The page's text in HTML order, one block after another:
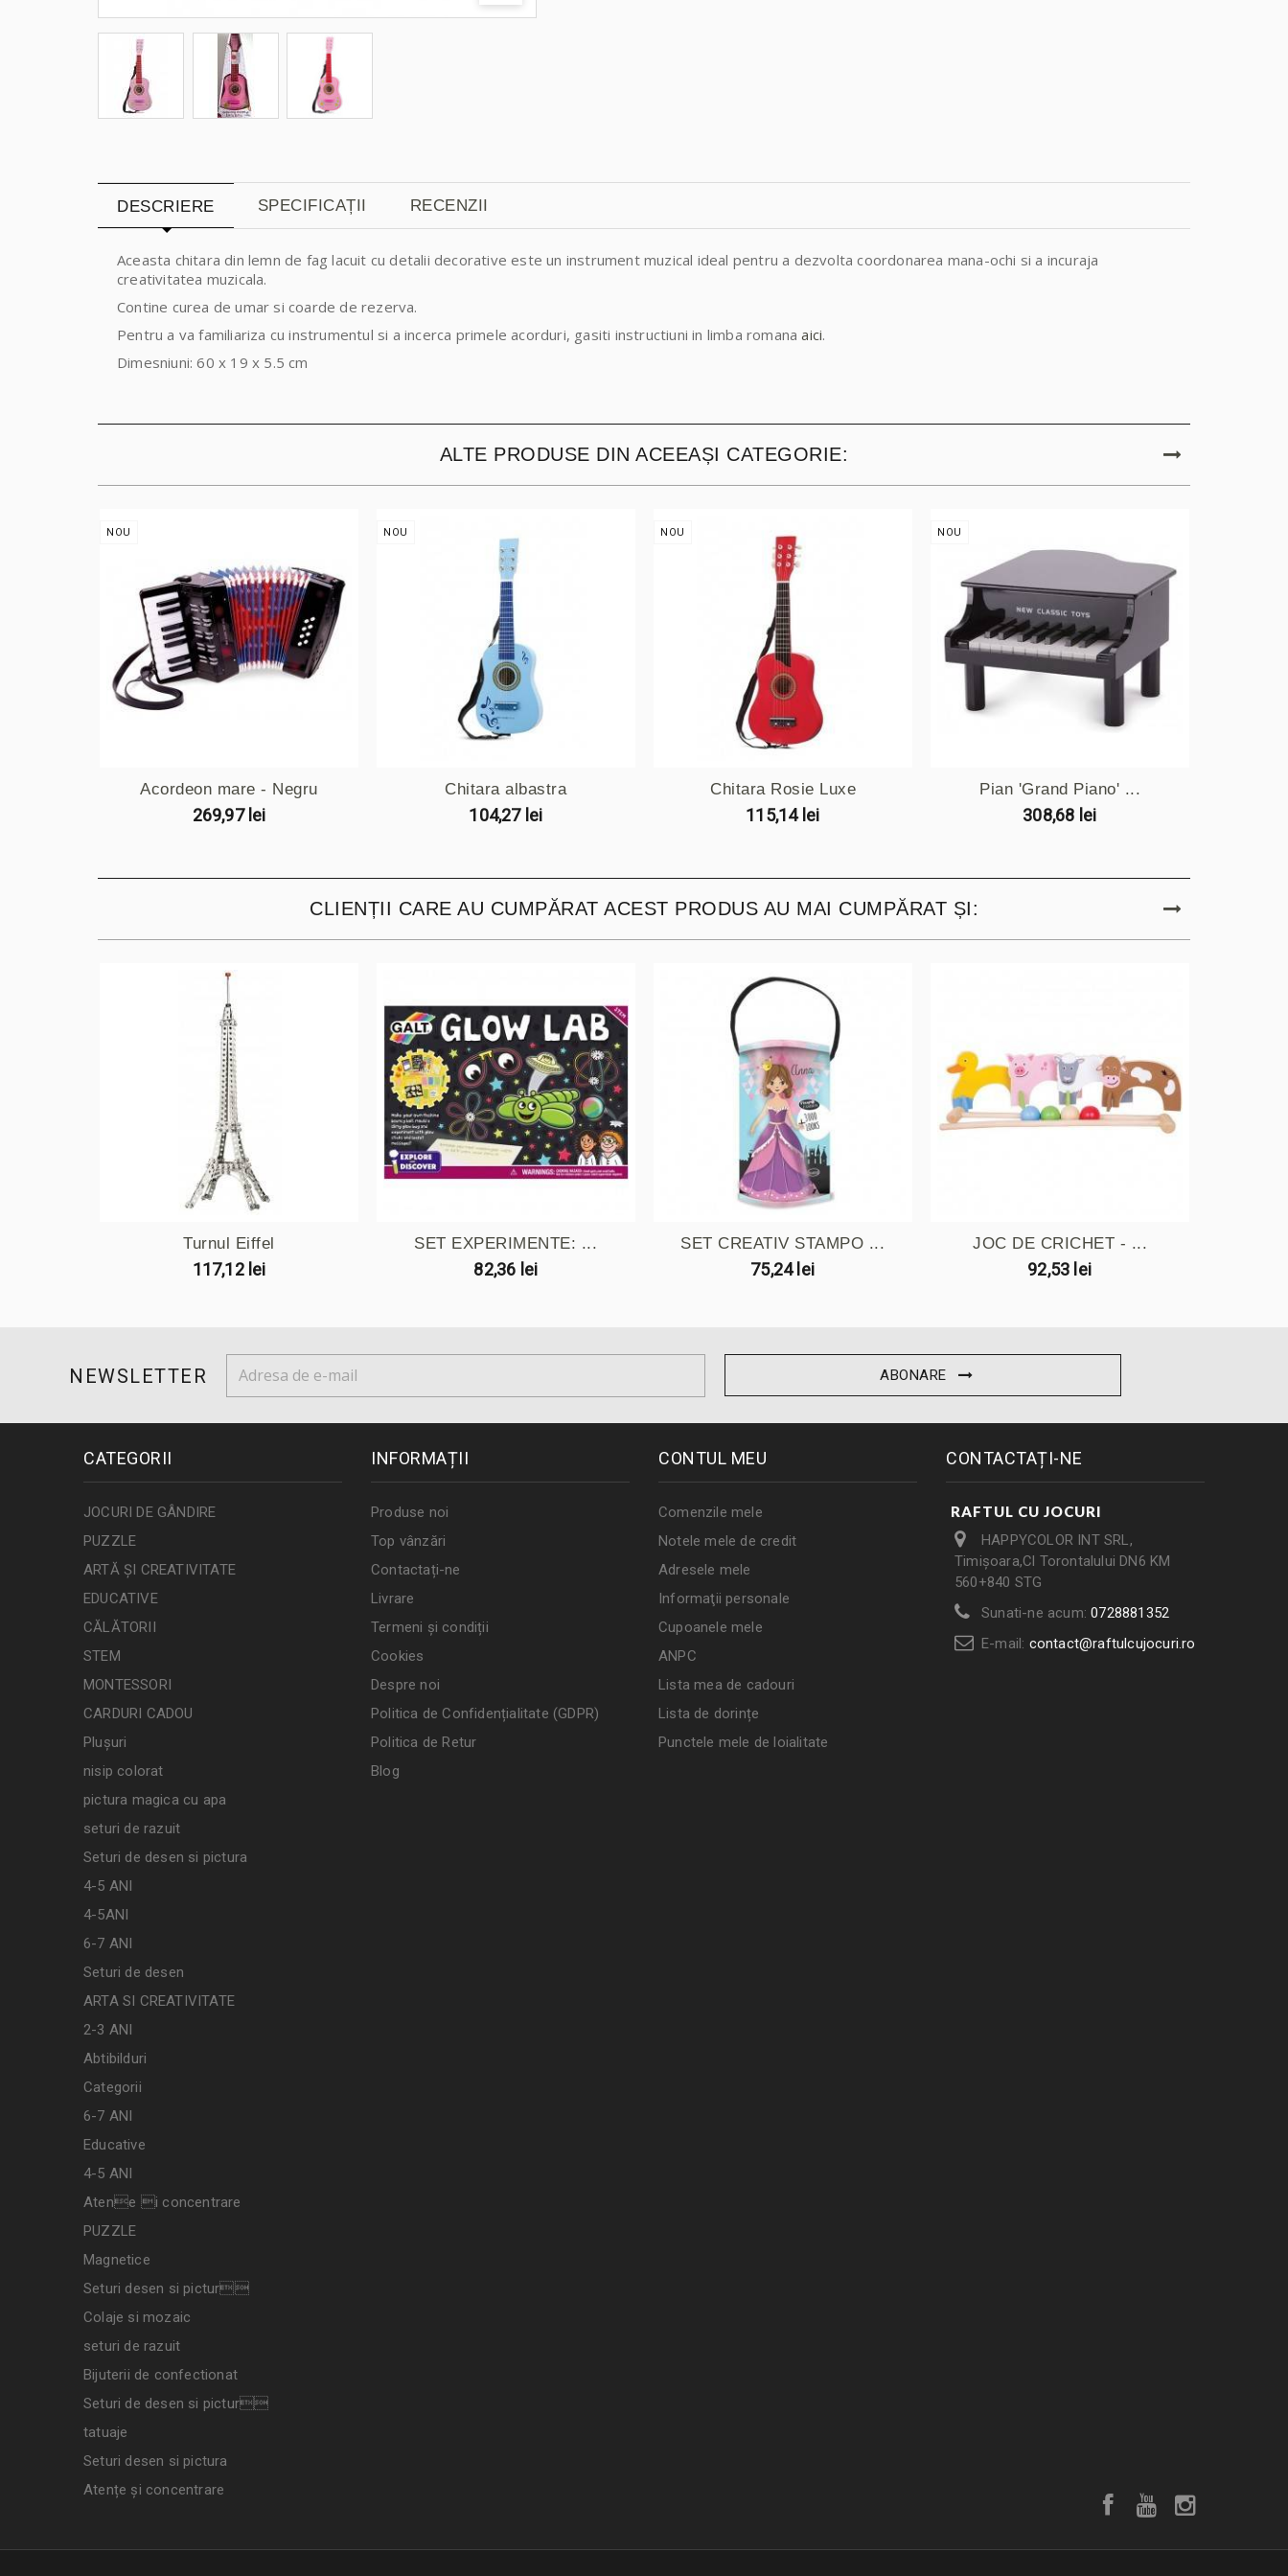
DESCRIERE SPECIFICAȚII RECENZII
Aceasta chitara din lemn de fag lacuit cu detalii decorative este un instrument muzical ideal pentru a dezvolta coordonarea mana-ochi si a incuraja
creativitatea muzicala.
Contine curea de umar si coarde de rezerva.
Pentru a va familiariza cu instrumentul si a incerca primele acorduri, gasiti instructiuni in limba romanaaici.
Dimesniuni: 60 x 19 x 5.5 cm
ALTE PRODUSE DIN ACEEAȘI CATEGORIE:
NOU
Acordeon mare - Negru
269,97 lei
NOU
Chitara albastra
104,27 lei
NOU
Chitara Rosie Luxe
115,14 lei
NOU
Pian 'Grand Piano' ...
308,68 lei
CLIENȚII CARE AU CUMPĂRAT ACEST PRODUS AU MAI CUMPĂRAT ȘI:
Turnul Eiffel
117,12 lei
SET EXPERIMENTE: ...
82,36 lei
SET CREATIV STAMPO ...
75,24 lei
JOC DE CRICHET - ...
92,53 lei
NEWSLETTER ABONARE
CATEGORII
JOCURI DE GÂNDIRE
PUZZLE
ARTĂ ȘI CREATIVITATE
EDUCATIVE
CĂLĂTORII
STEM
MONTESSORI
CARDURI CADOU
Plușuri
nisip colorat
pictura magica cu apa
seturi de razuit
Seturi de desen si pictura
4-5 ANI
4-5ANI
6-7 ANI
Seturi de desen
ARTA SI CREATIVITATE
2-3 ANI
Abtibilduri
Categorii
6-7 ANI
Educative
4-5 ANI
Atene i concentrare
PUZZLE
Magnetice
Seturi desen si pictur
Colaje si mozaic
seturi de razuit
Bijuterii de confectionat
Seturi de desen si pictur
tatuaje
Seturi desen si pictura
Atențe și concentrare
INFORMAȚII
Produse noi
Top vânzări
Contactați-ne
Livrare
Termeni și condiții
Cookies
Despre noi
Politica de Confidențialitate (GDPR)
Politica de Retur
Blog
CONTUL MEU
Comenzile mele
Notele mele de credit
Adresele mele
Informaţii personale
Cupoanele mele
ANPC
Lista mea de cadouri
Lista de dorințe
Punctele mele de loialitate
CONTACTAȚI-NE
RAFTUL CU JOCURI
HAPPYCOLOR INT SRL,
Timișoara,Cl Torontalului DN6 KM
560+840 STG
Sunati-ne acum:0728881352
E-mail: contact@raftulcujocuri.ro